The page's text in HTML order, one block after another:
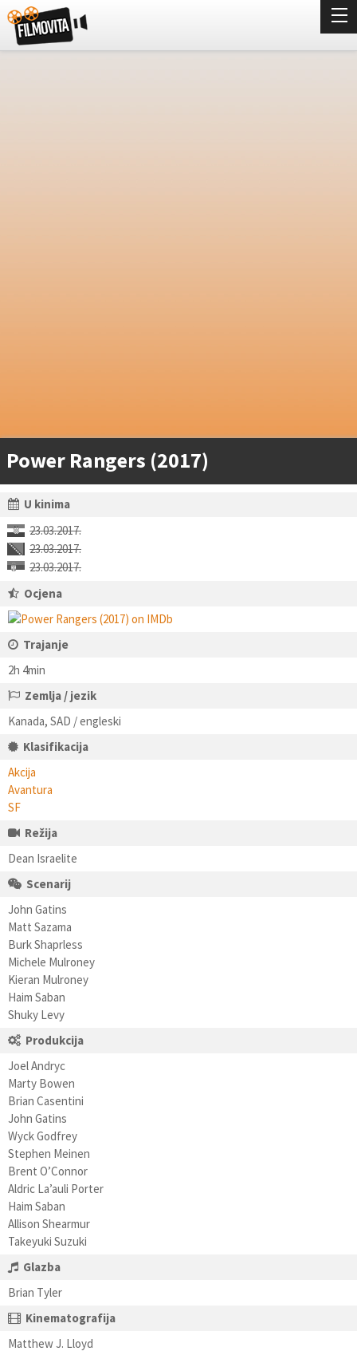
Power Rangers (2017)
U kinima
23.03.2017.
23.03.2017.
23.03.2017.
Ocjena
Trajanje
2h 4min
Zemlja / jezik
Kanada, SAD / engleski
Klasifikacija
Akcija
Avantura
SF
Režija
Dean Israelite
Scenarij
John Gatins
Matt Sazama
Burk Shaprless
Michele Mulroney
Kieran Mulroney
Haim Saban
Shuky Levy
Produkcija
Joel Andryc
Marty Bowen
Brian Casentini
John Gatins
Wyck Godfrey
Stephen Meinen
Brent O’Connor
Aldric La’auli Porter
Haim Saban
Allison Shearmur
Takeyuki Suzuki
Glazba
Brian Tyler
Kinematografija
Matthew J. Lloyd